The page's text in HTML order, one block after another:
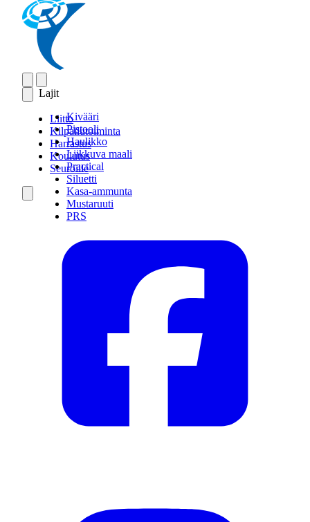
Lajit
Kivääri
Pistooli
Haulikko
Liikkuva maali
Practical
Siluetti
Kasa-ammunta
Mustaruuti
PRS
Liitto
Kilpailutoiminta
Harrastus
Koulutus
Seuroille